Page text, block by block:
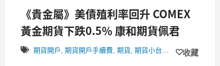
《貴金屬》美債殖利率回升 COMEX
黃金期貨下跌0.5％ 康和期貨佩君
期貨開戶 期貨開戶手續費 期貨 期貨小台開戶 ,小道瓊
收藏